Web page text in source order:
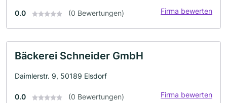
0.0 (0 Bewertungen) Firma bewerten
Bäckerei Schneider GmbH
Daimlerstr. 9, 50189 Elsdorf
0.0 (0 Bewertungen) Firma bewerten